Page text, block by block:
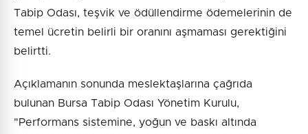
Tabip Odası, teşvik ve ödüllendirme ödemelerinin de
temel ücretin belirli bir oranını aşmaması gerektiğini
belirtti.
Açıklamanın sonunda meslektaşlarına çağrıda
bulunan Bursa Tabip Odası Yönetim Kurulu,
"Performans sistemine, yoğun ve baskı altında